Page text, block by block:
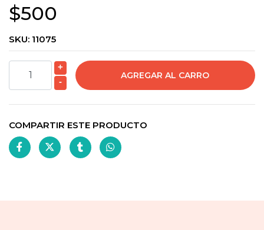
$500
SKU: 11075
+
-
COMPARTIR ESTE PRODUCTO